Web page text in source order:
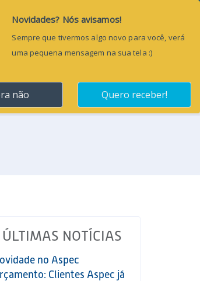
CONTATO Pesquisar...
ÚLTIMAS NOTÍCIAS
no Aspec
Clientes Aspec já